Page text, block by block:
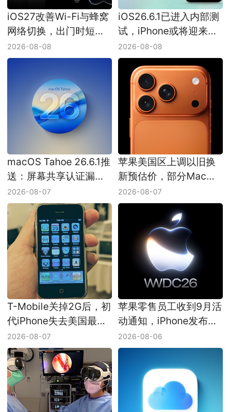
iOS27改善Wi-Fi与蜂窝
网络切换，出门时短暂
无网或能少一次
2026-08-08
iOS26.6.1已进入内部测
试，iPhone或将迎来一
轮小更新
2026-08-08
macOS Tahoe 26.6.1推
送：屏幕共享认证漏洞
已修复
2026-08-07
苹果美国区上调以旧换
新预估价，部分Mac增
幅接近三成
2026-08-07
T-Mobile关掉2G后，初
代iPhone失去美国最后
一条蜂窝网络
2026-08-07
苹果零售员工收到9月活
动通知，iPhone发布会
日期仍未官宣
2026-08-06